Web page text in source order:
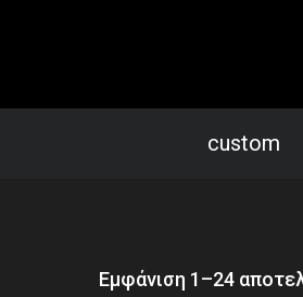
custom
Εμφάνιση 1–24